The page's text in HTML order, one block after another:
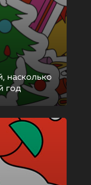
насколько
год